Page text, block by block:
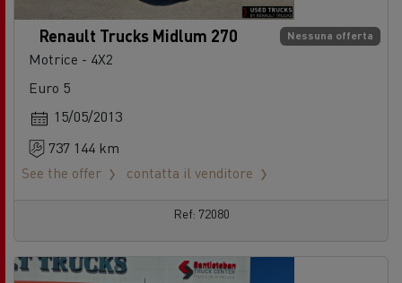
Nessuna offerta
Renault Trucks Midlum 270
Motrice - 4X2
Euro 5
15/05/2013
737 144 km
See the offer
contatta il venditore
Ref: 72080